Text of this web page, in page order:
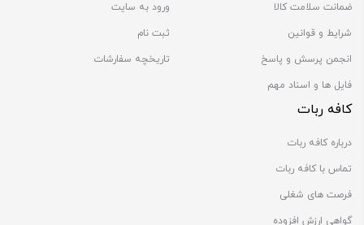
ضمانت سلامت کالا
شرایط و قوانین
انجمن پرسش و پاسخ
فایل ها و اسناد مهم
ورود به سایت
ثبت نام
تاریخچه سفارشات
کافه ربات
درباره کافه ربات
تماس با کافه ربات
فرصت های شغلی
گواهی ارزش افزوده